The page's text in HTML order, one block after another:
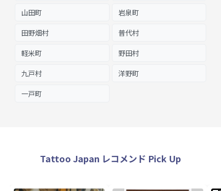
山田町 岩泉町
田野畑村 普代村
軽米町 野田村
九戸村 洋野町
一戸町
Tattoo Japan レコメンド Pick Up